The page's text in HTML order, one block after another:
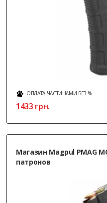
ОПЛАТА ЧАСТИНАМИ БЕЗ %
1433 грн.
Магазин Magpul PMAG
патронов